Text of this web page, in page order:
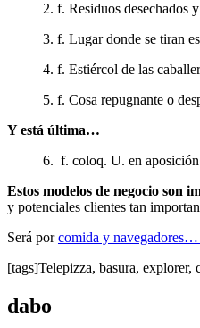
2. f. Residuos desechados
3. f. Lugar donde se tiran
4. f. Estiércol de las
5. f. Cosa repugnante o
Y está última…
6. f. coloq. U. en aposición
Estos modelos de negocio son
y potenciales clientes tan
Será porcomida y navegadores…
[tags]Telepizza, basura, explorer,
dabo